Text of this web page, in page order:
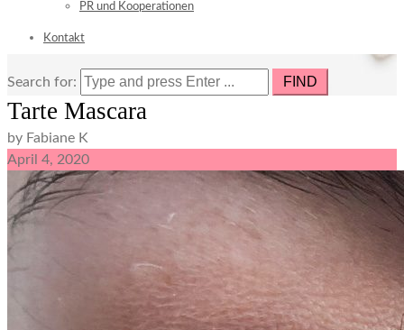
PR und Kooperationen
Kontakt
Search for:
Tarte Mascara
by Fabiane K
April 4, 2020